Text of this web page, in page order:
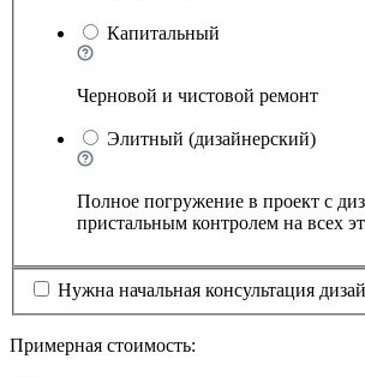
Капитальный
Черновой и чистовой ремонт
Элитный (дизайнерский)
Полное погружение в проект с
пристальным контролем на всех
Нужна начальная консультация
Примерная стоимость: